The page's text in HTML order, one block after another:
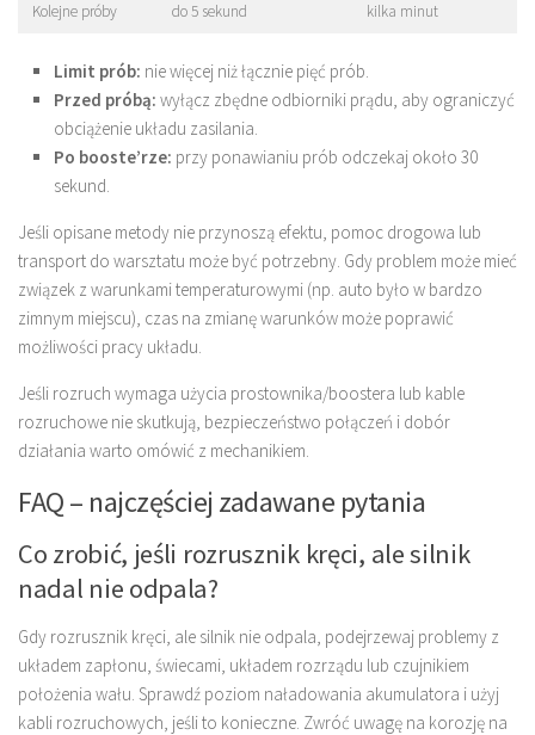
Kolejne próby do 5 sekund kilka minut
Limit prób: nie więcej niż łącznie pięć prób.
Przed próbą: wyłącz zbędne odbiorniki prądu, aby ograniczyć
obciążenie układu zasilania.
Po booste’rze: przy ponawianiu prób odczekaj około 30
sekund.
Jeśli opisane metody nie przynoszą efektu, pomoc drogowa lub
transport do warsztatu może być potrzebny. Gdy problem może mieć
związek z warunkami temperaturowymi (np. auto było w bardzo
zimnym miejscu), czas na zmianę warunków może poprawić
możliwości pracy układu.
Jeśli rozruch wymaga użycia prostownika/boostera lub kable
rozruchowe nie skutkują, bezpieczeństwo połączeń i dobór
działania warto omówić z mechanikiem.
FAQ – najczęściej zadawane pytania
Co zrobić, jeśli rozrusznik kręci, ale silnik
nadal nie odpala?
Gdy rozrusznik kręci, ale silnik nie odpala, podejrzewaj problemy z
układem zapłonu, świecami, układem rozrządu lub czujnikiem
położenia wału. Sprawdź poziom naładowania akumulatora i użyj
kabli rozruchowych, jeśli to konieczne. Zwróć uwagę na korozję na